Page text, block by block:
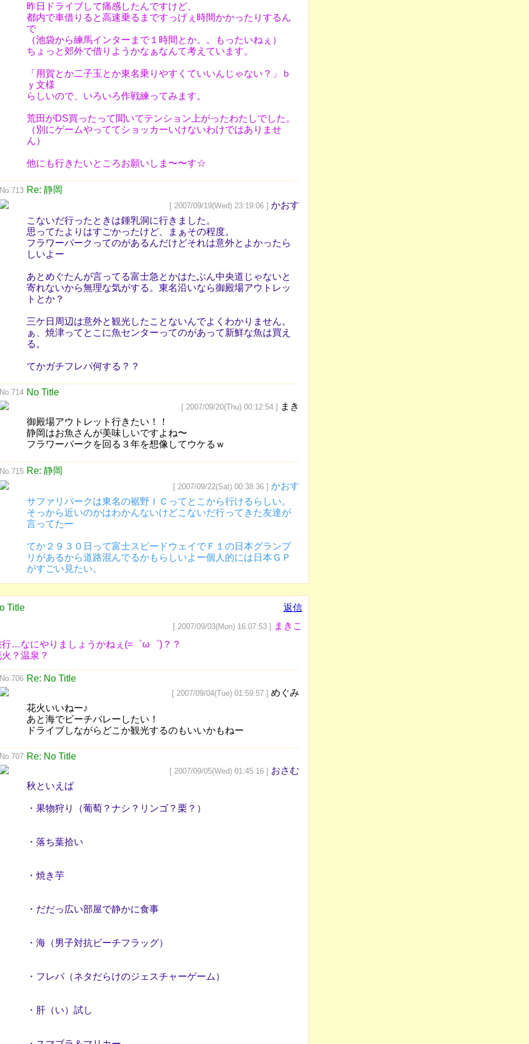
昨日ドライブして痛感したんですけど、
都内で車借りると高速乗るまですっげぇ時間かかったりするん
で
（池袋から練馬インターまで１時間とか。。もったいねぇ）
ちょっと郊外で借りようかなぁなんて考えています。
「用賀とか二子玉とか東名乗りやすくていいんじゃない？」ｂ
ｙ文様
らしいので、いろいろ作戦練ってみます。
荒田がDS買ったって聞いてテンション上がったわたしでした。
（別にゲームやっててショッカーいけないわけではありませ
ん）
他にも行きたいところお願いしま〜〜す☆
No.713 Re: 静岡
[ 2007/09/19(Wed) 23:19:06 ] かおす
こないだ行ったときは鍾乳洞に行きました。
思ってたよりはすごかったけど、まぁその程度。
フラワーパークってのがあるんだけどそれは意外とよかったら
しいよー
あとめぐたんが言ってる富士急とかはたぶん中央道じゃないと
寄れないから無理な気がする。東名沿いなら御殿場アウトレッ
トとか？
三ケ日周辺は意外と観光したことないんでよくわかりません。
ぁ、焼津ってとこに魚センターってのがあって新鮮な魚は買え
る。
てかガチフレパ何する？？
No.714 No Title
[ 2007/09/20(Thu) 00:12:54 ] まき
御殿場アウトレット行きたい！！
静岡はお魚さんが美味しいですよね〜
フラワーパークを回る３年を想像してウケるｗ
No.715 Re: 静岡
[ 2007/09/22(Sat) 00:38:36 ] かおす
サファリパークは東名の裾野ＩＣってとこから行けるらしい。
そっから近いのかはわかんないけどこないだ行ってきた友達が
言ってたー
てか２９３０日って富士スピードウェイでＦ１の日本グランプ
リがあるから道路混んでるかもらしいよー個人的には日本ＧＰ
がすごい見たい。
Title 返信
[ 2007/09/03(Mon) 16:07:53 ] まきこ
行…なにやりましょうかねぇ(=゜ω゜)？？
？温泉？
No.706 Re: No Title
[ 2007/09/04(Tue) 01:59:57 ] めぐみ
花火いいねー♪
あと海でビーチバレーしたい！
ドライブしながらどこか観光するのもいいかもねー
No.707 Re: No Title
[ 2007/09/05(Wed) 01:45:16 ] おさむ
秋といえば
・果物狩り（葡萄？ナシ？リンゴ？栗？）
・落ち葉拾い
・焼き芋
・だだっ広い部屋で静かに食事
・海（男子対抗ビーチフラッグ）
・フレパ（ネタだらけのジェスチャーゲーム）
・肝（い）試し